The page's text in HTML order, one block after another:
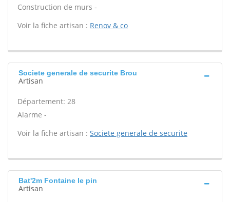
Construction de murs -
Voir la fiche artisan : Renov & co
Societe generale de securite Brou
Artisan
Département: 28
Alarme -
Voir la fiche artisan : Societe generale de securite
Bat'2m Fontaine le pin
Artisan